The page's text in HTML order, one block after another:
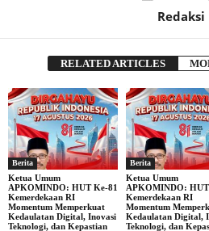
Redaksi
RELATED ARTICLES
Berita
Ketua Umum
APKOMINDO: HUT Ke-81
Kemerdekaan RI
Momentum Memperkuat
Kedaulatan Digital, Inovasi
Teknologi, dan Kepastian
Berita
Ketua Umum
APKOMINDO: HUT
Kemerdekaan RI
Momentum
Kedaulatan Digital,
Teknologi, dan